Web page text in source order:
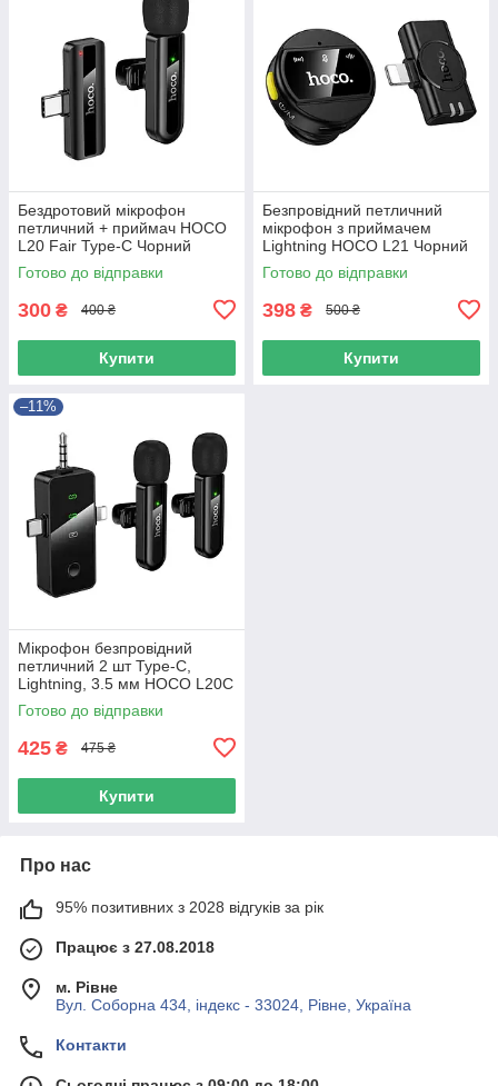
Бездротовий мікрофон
петличний + приймач HOCO
L20 Fair Type-C Чорний
Готово до відправки
300 ₴ 400 ₴
Купити
Безпровідний петличний
мікрофон з приймачем
Lightning HOCO L21 Чорний
Готово до відправки
398 ₴ 500 ₴
Купити
–11%
Мікрофон безпровідний
петличний 2 шт Type-C,
Lightning, 3.5 мм HOCO L20C
Чорний
Готово до відправки
425 ₴ 475 ₴
Купити
Про нас
95% позитивних з 2028 відгуків за рік
Працює з 27.08.2018
м. Рівне
Вул. Соборна 434, індекс - 33024, Рівне, Україна
Контакти